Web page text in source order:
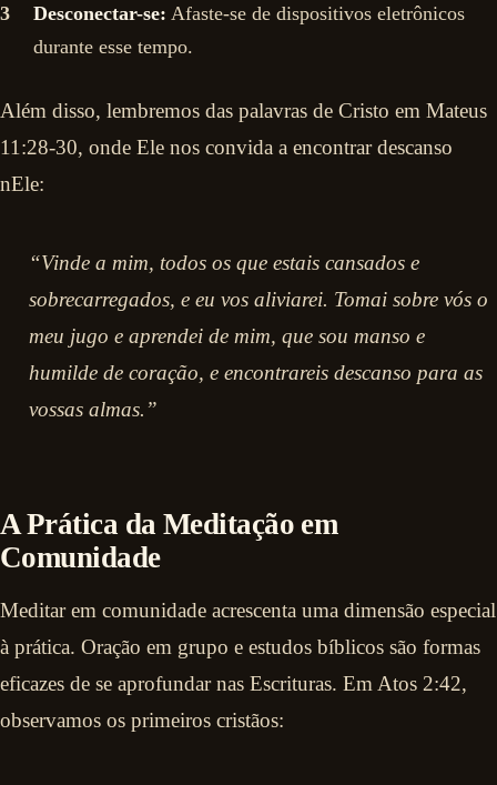
Desconectar-se: Afaste-se de dispositivos eletrônicos
durante esse tempo.
Além disso, lembremos das palavras de Cristo em Mateus
11:28-30, onde Ele nos convida a encontrar descanso
nEle:
“Vinde a mim, todos os que estais cansados e
sobrecarregados, e eu vos aliviarei. Tomai sobre vós o
meu jugo e aprendei de mim, que sou manso e
humilde de coração, e encontrareis descanso para as
vossas almas.”
A Prática da Meditação em
Comunidade
Meditar em comunidade acrescenta uma dimensão especial
à prática. Oração em grupo e estudos bíblicos são formas
eficazes de se aprofundar nas Escrituras. Em Atos 2:42,
observamos os primeiros cristãos: